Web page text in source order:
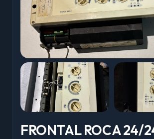
FRONTAL ROCA 24/